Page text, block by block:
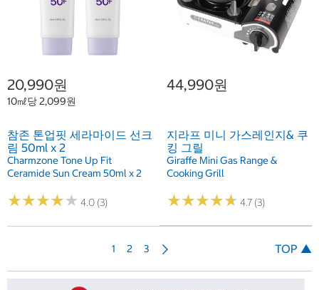
20,990원
10㎖당 2,099원
참존 톤업핏 세라마이드 선크
림 50ml x 2
Charmzone Tone Up Fit
Ceramide Sun Cream 50ml x 2
★★★★★
★★★★★ 4.0 (3)
44,990원
지라프 미니 가스레인지& 쿠
킹 그릴
Giraffe Mini Gas Range &
Cooking Grill
★★★★★
★★★★★ 4.7 (3)
1 2 3 TOP ▲